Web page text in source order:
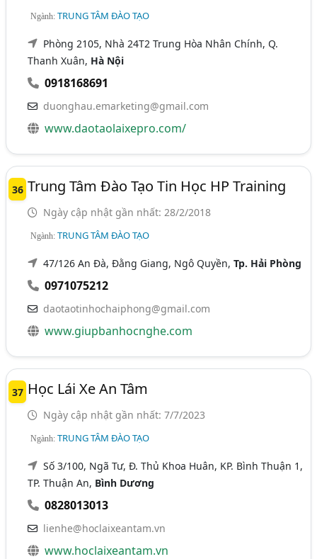
Ngành:TRUNG TÂM ĐÀO TẠO
Phòng 2105, Nhà 24T2 Trung Hòa Nhân Chính, Q.
Thanh Xuân, Hà Nội
0918168691
duonghau.emarketing@gmail.com
www.daotaolaixepro.com/
36 Trung Tâm Đào Tạo Tin Học HP Training
Ngày cập nhật gần nhất: 28/2/2018
Ngành:TRUNG TÂM ĐÀO TẠO
47/126 An Đà, Đằng Giang, Ngô Quyền,Tp. Hải Phòng
0971075212
daotaotinhochaiphong@gmail.com
www.giupbanhocnghe.com
37 Học Lái Xe An Tâm
Ngày cập nhật gần nhất: 7/7/2023
Ngành:TRUNG TÂM ĐÀO TẠO
Số 3/100, Ngã Tư, Đ. Thủ Khoa Huân, KP. Bình Thuận 1,
TP. Thuận An, Bình Dương
0828013013
lienhe@hoclaixeantam.vn
www.hoclaixeantam.vn